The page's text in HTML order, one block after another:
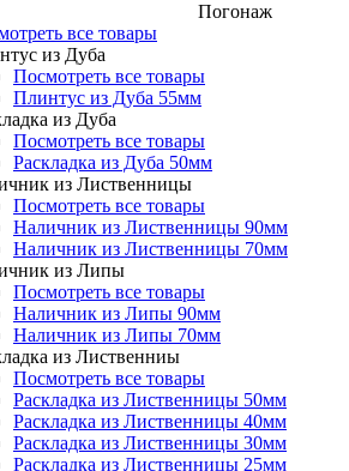
Погонаж
все товары
из Дуба
Посмотреть все товары
Плинтус из Дуба 55мм
из Дуба
Посмотреть все товары
Раскладка из Дуба 50мм
из Лиственницы
Посмотреть все товары
Наличник из Лиственницы 90мм
Наличник из Лиственницы 70мм
из Липы
Посмотреть все товары
Наличник из Липы 90мм
Наличник из Липы 70мм
из Лиственниы
Посмотреть все товары
Раскладка из Лиственницы 50мм
Раскладка из Лиственницы 40мм
Раскладка из Лиственницы 30мм
Раскладка из Лиственницы 25мм